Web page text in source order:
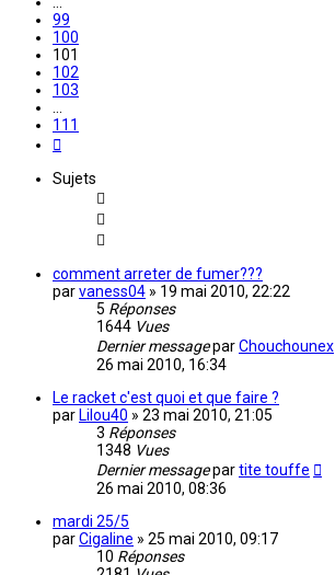
99
100
101
102
103
111
Sujets
comment arreter de fumer???
parvaness04 » 19 mai 2010, 22:22
5 Réponses
1644 Vues
Dernier messageparChouchounex
26 mai 2010, 16:34
Le racket c'est quoi et que faire ?
par Lilou40 » 23 mai 2010, 21:05
3 Réponses
1348 Vues
Dernier messagepartite touffe
26 mai 2010, 08:36
mardi 25/5
parCigaline » 25 mai 2010, 09:17
10 Réponses